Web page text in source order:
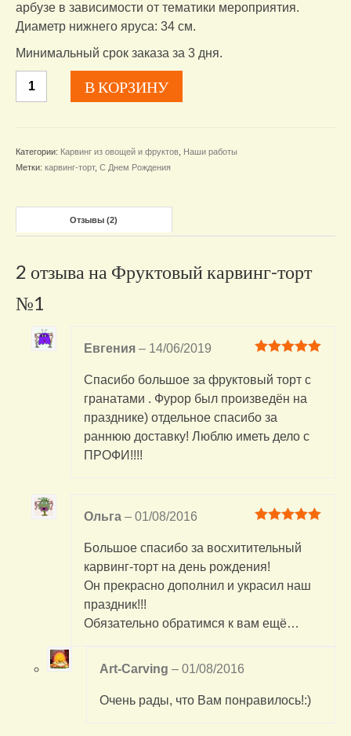
арбузе в зависимости от тематики мероприятия.
Диаметр нижнего яруса: 34 см.
Минимальный срок заказа за 3 дня.
Количество
товара
№1
В КОРЗИНУ
Категории: Карвинг из овощей и фруктов, Наши работы
Метки: карвинг-торт, С Днем Рождения
Отзывы (2)
2 отзыва на Фруктовый карвинг-торт
№1
5
Евгения – 14/06/2019
Спасибо большое за фруктовый торт с
гранатами . Фурор был произведён на
празднике) отдельное спасибо за
раннюю доставку! Люблю иметь дело с
ПРОФИ!!!!
5
Ольга – 01/08/2016
Большое спасибо за восхитительный
карвинг-торт на день рождения!
Он прекрасно дополнил и украсил наш
праздник!!!
Обязательно обратимся к вам ещё…
Art-Carving – 01/08/2016
Очень рады, что Вам понравилось!:)